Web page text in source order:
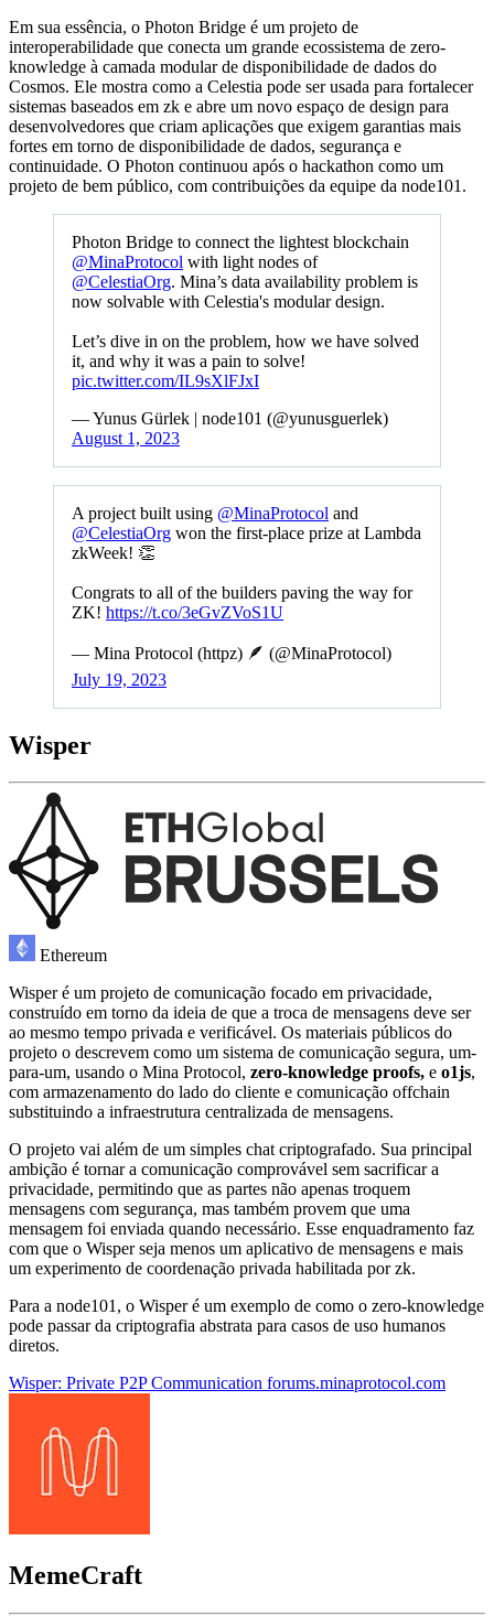
Em sua essência, o Photon Bridge é um projeto de
interoperabilidade que conecta um grande ecossistema de zero-
knowledge à camada modular de disponibilidade de dados do
Cosmos. Ele mostra como a Celestia pode ser usada para fortalecer
sistemas baseados em zk e abre um novo espaço de design para
desenvolvedores que criam aplicações que exigem garantias mais
fortes em torno de disponibilidade de dados, segurança e
continuidade. O Photon continuou após o hackathon como um
projeto de bem público, com contribuições da equipe da node101.
Photon Bridge to connect the lightest blockchain
@MinaProtocol with light nodes of
@CelestiaOrg. Mina’s data availability problem is
now solvable with Celestia's modular design.
Let’s dive in on the problem, how we have solved
it, and why it was a pain to solve!
pic.twitter.com/IL9sXlFJxI
— Yunus Gürlek | node101 (@yunusguerlek)
August 1, 2023
A project built using @MinaProtocol and
@CelestiaOrg won the first-place prize at Lambda
zkWeek! 👏
Congrats to all of the builders paving the way for
ZK! https://t.co/3eGvZVoS1U
— Mina Protocol (httpz) 🪶 (@MinaProtocol)
July 19, 2023
Wisper
Ethereum
Wisper é um projeto de comunicação focado em privacidade,
construído em torno da ideia de que a troca de mensagens deve ser
ao mesmo tempo privada e verificável. Os materiais públicos do
projeto o descrevem como um sistema de comunicação segura, um-
para-um, usando o Mina Protocol, zero-knowledge proofs, e o1js,
com armazenamento do lado do cliente e comunicação offchain
substituindo a infraestrutura centralizada de mensagens.
O projeto vai além de um simples chat criptografado. Sua principal
ambição é tornar a comunicação comprovável sem sacrificar a
privacidade, permitindo que as partes não apenas troquem
mensagens com segurança, mas também provem que uma
mensagem foi enviada quando necessário. Esse enquadramento faz
com que o Wisper seja menos um aplicativo de mensagens e mais
um experimento de coordenação privada habilitada por zk.
Para a node101, o Wisper é um exemplo de como o zero-knowledge
pode passar da criptografia abstrata para casos de uso humanos
diretos.
Wisper: Private P2P Communication forums.minaprotocol.com
MemeCraft